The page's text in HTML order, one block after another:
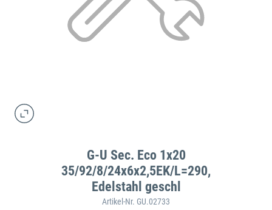
G-U Sec. Eco 1x20
35/92/8/24x6x2,5EK/L=290,
Edelstahl geschl
Artikel-Nr. GU.02733